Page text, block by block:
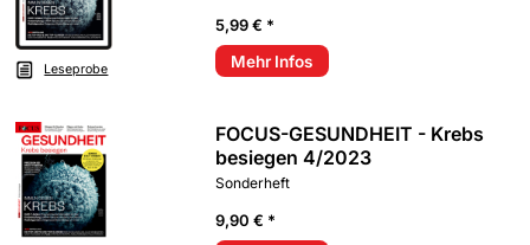
Leseprobe
5,99 € *
Mehr Infos
FOCUS-GESUNDHEIT - Krebs
besiegen 4/2023
Sonderheft
9,90 € *